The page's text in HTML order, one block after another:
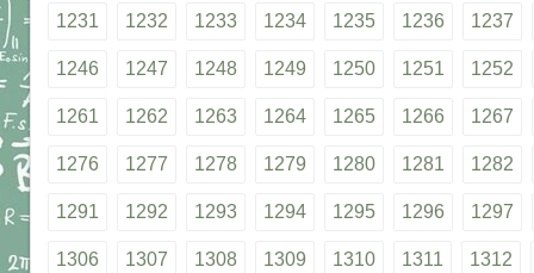
1231 1232 1233 1234 1235 1236 1237
1246 1247 1248 1249 1250 1251 1252
1261 1262 1263 1264 1265 1266 1267
1276 1277 1278 1279 1280 1281 1282
1291 1292 1293 1294 1295 1296 1297
1306 1307 1308 1309 1310 1311 1312